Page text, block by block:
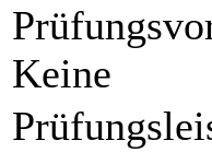
Keine